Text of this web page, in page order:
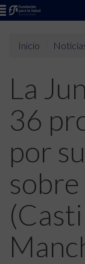
Inicio
La
36
por